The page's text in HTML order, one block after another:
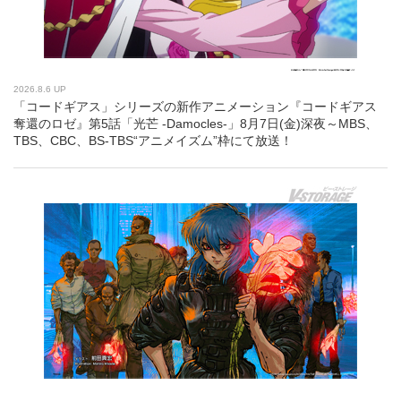
2026.8.6 UP
「コードギアス」シリーズの新作アニメーション『コードギアス
奪還のロゼ』第5話「光芒 -Damocles-」8月7日(金)深夜～MBS、
TBS、CBC、BS-TBS“アニメイズム”枠にて放送！